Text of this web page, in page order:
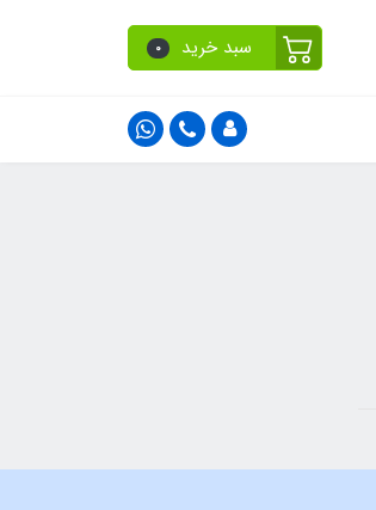
سبد خرید 0